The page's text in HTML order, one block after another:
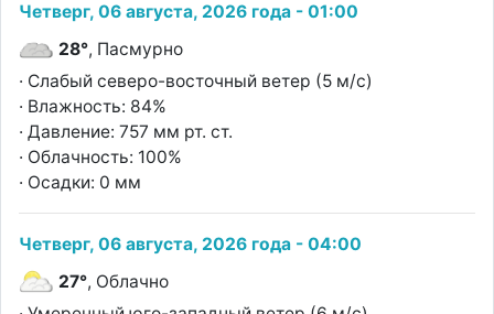
Четверг, 06 августа, 2026 года - 01:00
28°, Пасмурно
· Слабый северо-восточный ветер (5 м/с)
· Влажность: 84%
· Давление: 757 мм рт. ст.
· Облачность: 100%
· Осадки: 0 мм
Четверг, 06 августа, 2026 года - 04:00
27°, Облачно